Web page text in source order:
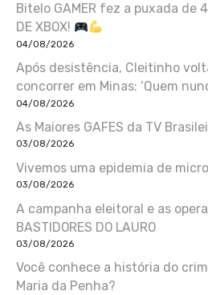
Bitelo GAMER fez a puxada de
DE XBOX!
04/08/2026
Após desistência, Cleitinho
concorrer em Minas: ‘Quem
04/08/2026
As Maiores GAFES da TV
03/08/2026
Vivemos uma epidemia de
03/08/2026
A campanha eleitoral e as
BASTIDORES DO LAURO
03/08/2026
Você conhece a história do
Maria da Penha?